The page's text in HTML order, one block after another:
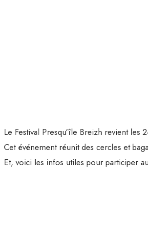
Le Festival Presqu’île Breizh revient
Cet événement réunit des cercles et
Et, voici les infos utiles pour participer